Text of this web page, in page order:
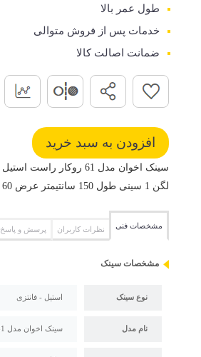
طول عمر بالا
خدمات پس از فروش متوالی
ضمانت اصالت کالا
لگن 1 سینی طول 150 سانتیمتر عرض 60 سانتیمتر
مشخصات فنی نظرات کاربران پرسش و پاسخ
مشخصات سینک
نوع سینک استیل - فانتزی
نام مدل سینک اخوان مدل 61 روکار راست